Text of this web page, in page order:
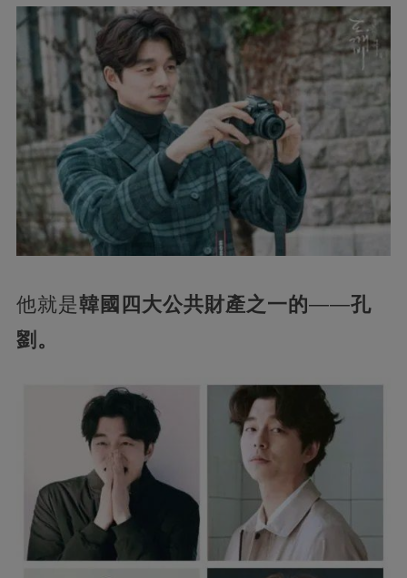
他就是韓國四大公共財產之一的——孔
劉。